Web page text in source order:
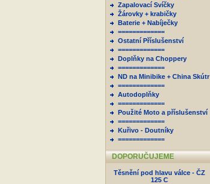
Zapalovací Svíčky
Žárovky + krabičky
Baterie + Nabíječky
=============
Ostatní Příslušenství
=============
Doplňky na Choppery
=============
ND na Minibike + China Skútr
=============
Autodoplňky
=============
Použité Moto a příslušenství
=============
Kuřivo - Doutníky
=============
DOPORUČUJEME
Těsnění pod hlavu válce - ČZ
125 C